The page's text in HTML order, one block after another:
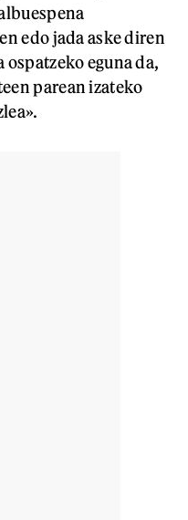
edo jada aske diren
eguna da,
parean izateko